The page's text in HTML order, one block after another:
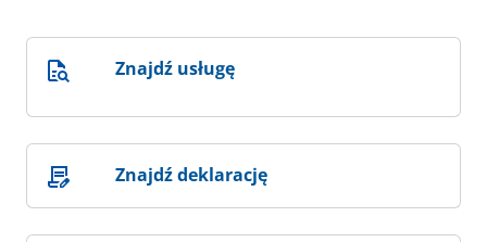
Znajdź usługę
Znajdź deklarację